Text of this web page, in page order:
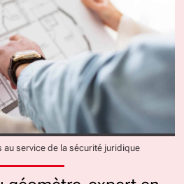
au service de la sécurité juridique